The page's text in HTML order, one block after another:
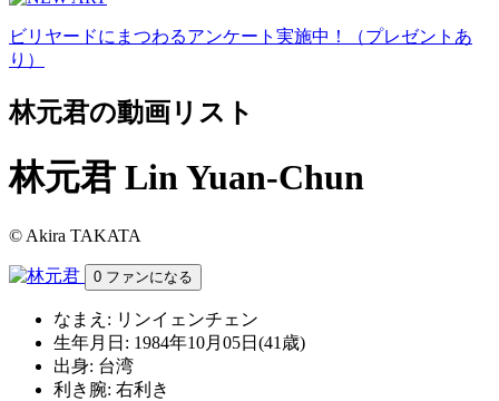
ビリヤードにまつわるアンケート実施中！（プレゼントあ
り）
林元君の動画リスト
林元君 Lin Yuan-Chun
© Akira TAKATA
0 ファンになる
なまえ: リンイェンチェン
生年月日: 1984年10月05日(41歳)
出身: 台湾
利き腕: 右利き